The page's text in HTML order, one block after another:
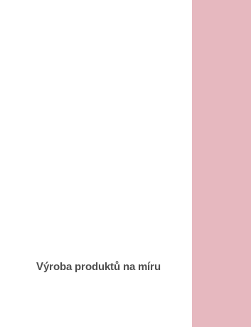
Výroba produktů na míru